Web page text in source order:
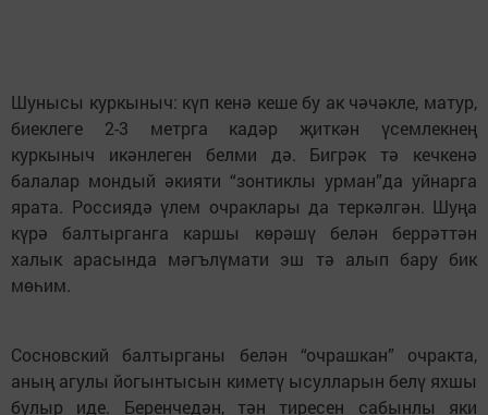
Шунысы куркыныч: күп кенә кеше бу ак чәчәкле, матур,
биеклеге 2-3 метрга ка­дәр җиткән үсемлекнең
куркыныч икәнлеген белми дә. Бигрәк тә кечкенә
балалар мондый әкияти “зонтиклы урман”да уйнарга
ярата. Рос­сиядә үлем очраклары да теркәлгән. Шуңа
күрә балтырганга каршы көрәшү белән беррәттән
халык арасында мәгълүмати эш тә алып бару бик
мөһим.
Сосновский балтырганы белән “очрашкан” очракта,
аның агулы йогынтысын киметү ысулларын белү яхшы
булыр иде. Бе­ренчедән, тән тиресен сабынлы яки